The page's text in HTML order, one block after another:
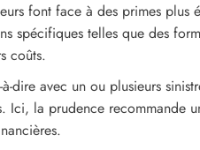
font face à des primes plus
spécifiques telles que des
coûts.
dire avec un ou plusieurs
Ici, la prudence recommande